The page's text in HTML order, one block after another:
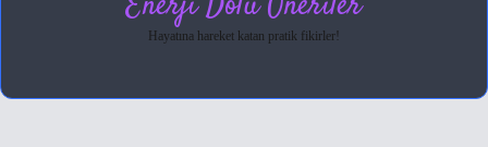
Hayatına hareket katan pratik fikirler!